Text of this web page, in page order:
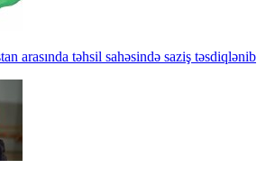
arasında təhsil sahəsində saziş təsdiqlənib